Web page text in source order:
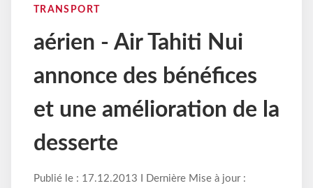
TRANSPORT
aérien - Air Tahiti Nui
annonce des bénéfices
et une amélioration de la
desserte
Publié le : 17.12.2013 I Dernière Mise à jour :